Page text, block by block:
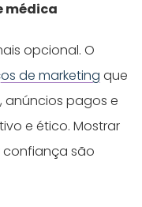
médica
opcional. O
de marketing que
anúncios pagos e
e ético. Mostrar
confiança são